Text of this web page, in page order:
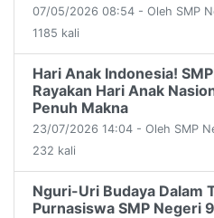
07/05/2026 08:54 - Oleh SMP
1185 kali
Hari Anak Indonesia!
Rayakan Hari Anak
Penuh Makna
23/07/2026 14:04 - Oleh SMP
232 kali
Nguri-Uri Budaya Dalam
Purnasiswa SMP Negeri